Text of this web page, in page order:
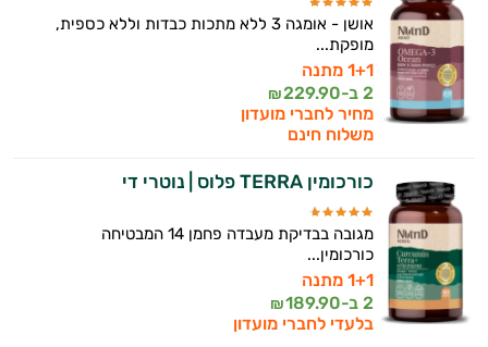
אושן - אומגה 3 ללא מתכות כבדות וללא כספית,
מופקת...
1+1 מתנה
2 ב-
229.90
₪
מחיר לחברי מועדון
משלוח חינם
כורכומין TERRA פלוס | נוטרי די
מגובה בבדיקת מעבדה פחמן 14 המבטיחה
כורכומין...
1+1 מתנה
2 ב-
189.90
₪
בלעדי לחברי מועדון